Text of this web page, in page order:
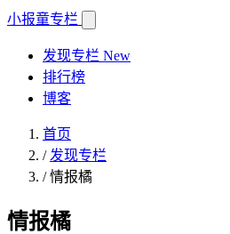
小报童专栏
发现专栏 New
排行榜
博客
首页
/ 发现专栏
/情报橘
情报橘